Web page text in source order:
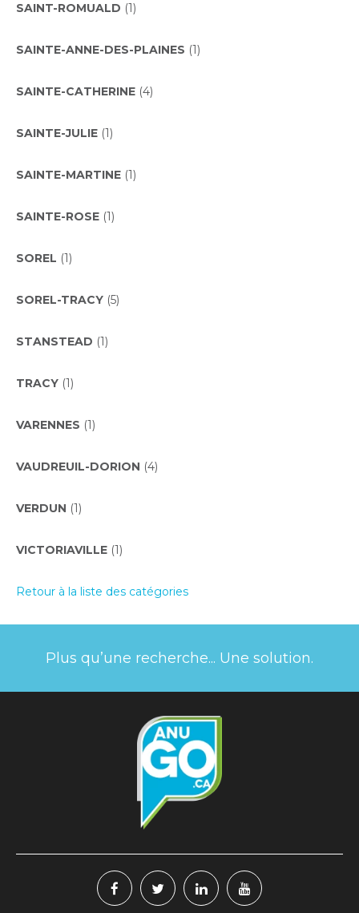
SAINT-ROMUALD (1)
SAINTE-ANNE-DES-PLAINES (1)
SAINTE-CATHERINE (4)
SAINTE-JULIE (1)
SAINTE-MARTINE (1)
SAINTE-ROSE (1)
SOREL (1)
SOREL-TRACY (5)
STANSTEAD (1)
TRACY (1)
VARENNES (1)
VAUDREUIL-DORION (4)
VERDUN (1)
VICTORIAVILLE (1)
Retour à la liste des catégories
Plus qu’une recherche... Une solution.